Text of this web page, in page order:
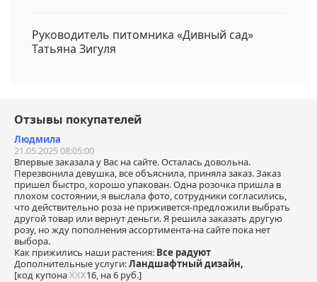
Руководитель питомника «Дивный сад»
Татьяна Зигуля
Отзывы покупателей
Людмила
21.05.2025 08:05:00
Впервые заказала у Вас на сайте. Осталась довольна.
Перезвонила девушка, все объяснила, приняла заказ. Заказ
пришел быстро, хорошо упакован. Одна розочка пришла в
плохом состоянии, я выслала фото, сотрудники согласились,
что действительно роза не приживется-предложили выбрать
другой товар или вернут деньги. Я решила заказать другую
розу, но жду пополнения ассортимента-на сайте пока нет
выбора.
Как прижились наши растения: Все радуют
Дополнительные услуги:Ландшафтный дизайн,
[код купонаХХХ16, на 6 руб.]